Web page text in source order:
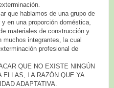
que hablamos de una grupo de
en una proporción doméstica,
materiales de construcción y
integrantes, la cual
profesional de
QUE NO EXISTE NINGÚN
ELLAS, LA RAZÓN QUE YA
ADAPTATIVA.